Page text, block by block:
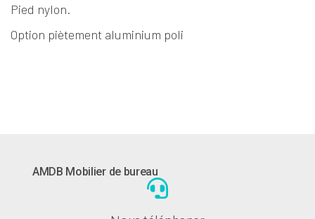
Pied nylon.
Option piètement aluminium poli
AMDB Mobilier de bureau